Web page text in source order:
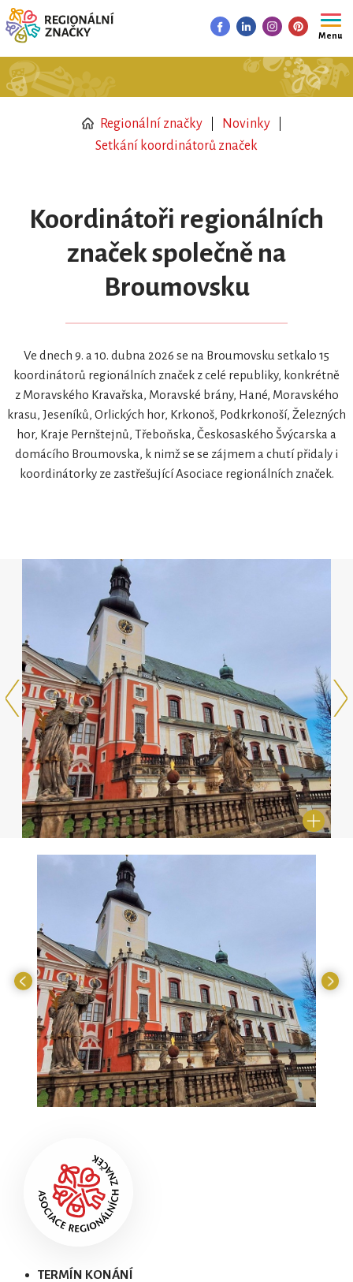
Menu
Regionální značky
Novinky
Setkání koordinátorů značek
Koordinátoři regionálních
značek společně na
Broumovsku
Ve dnech 9. a 10. dubna 2026 se na Broumovsku setkalo 15
koordinátorů regionálních značek z celé republiky, konkrétně
z Moravského Kravařska, Moravské brány, Hané, Moravského
krasu, Jeseníků, Orlických hor, Krkonoš, Podkrkonoší, Železných
hor, Kraje Pernštejnů, Třeboňska, Českosaského Švýcarska a
domácího Broumovska, k nimž se se zájmem a chutí přidaly i
koordinátorky ze zastřešující Asociace regionálních značek.
TERMÍN KONÁNÍ